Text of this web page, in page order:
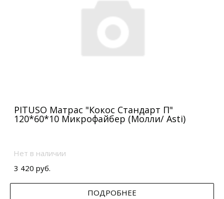
PITUSO Матрас "Кокос Стандарт П"
120*60*10 Микрофайбер (Молли/ Asti)
Нет в наличии
3 420 руб.
ПОДРОБНЕЕ